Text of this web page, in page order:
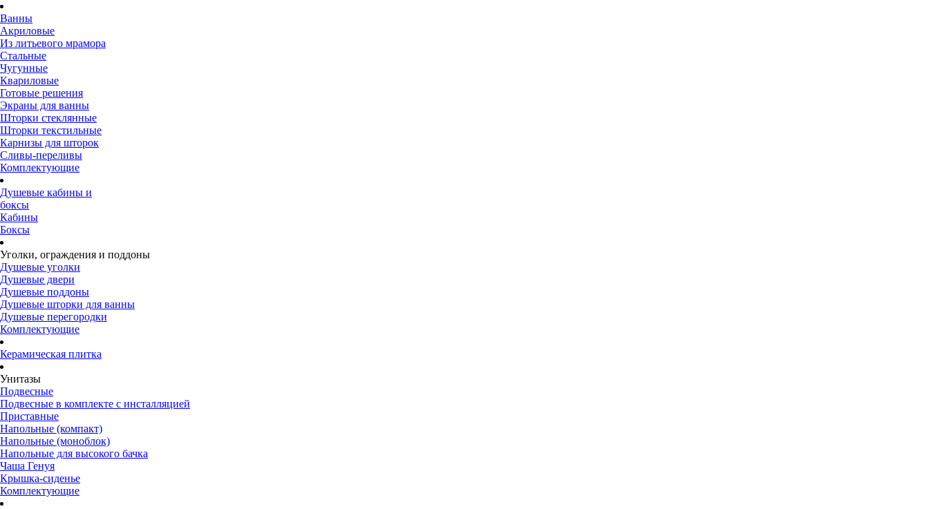
Ванны
Акриловые
Из литьевого мрамора
Стальные
Чугунные
Квариловые
Готовые решения
Экраны для ванны
Шторки стеклянные
Шторки текстильные
Карнизы для шторок
Сливы-переливы
Комплектующие
Душевые кабины и
боксы
Кабины
Боксы
Уголки, ограждения и поддоны
Душевые уголки
Душевые двери
Душевые поддоны
Душевые шторки для ванны
Душевые перегородки
Комплектующие
Керамическая плитка
Унитазы
Подвесные
Подвесные в комплекте с инсталляцией
Приставные
Напольные (компакт)
Напольные (моноблок)
Напольные для высокого бачка
Чаша Генуя
Крышка-сиденье
Комплектующие